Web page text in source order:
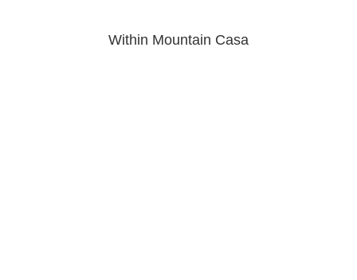
Within Mountain Casa